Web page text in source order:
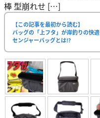
棒 型崩れせ […]
【この記事を最初から読む】
バッグの「上フタ」が岸釣りの快
センジャーバッグとは⁉